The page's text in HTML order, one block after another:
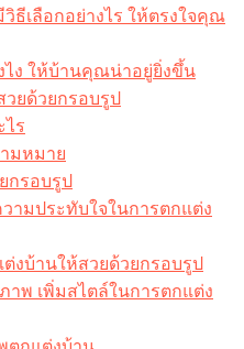
ธีเลือกอย่างไร ให้ตรงใจคุณ
ไง ให้บ้านคุณน่าอยู่ยิ่งขึ้น
วยด้วยกรอบรูป
ร​
มหมาย
กรอบรูป
ามประทับใจในการตกแต่ง
งบ้านให้สวยด้วยกรอบรูป
พ เพิ่มสไตล์ในการตกแต่ง